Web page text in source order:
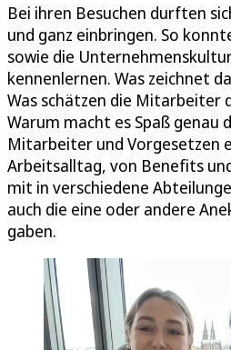
Bei ihren Besuchen durften
und ganz einbringen. So
sowie die
kennenlernen. Was zeichnet
Was schätzen die Mitarbeiter
Warum macht es Spaß genau
Mitarbeiter und Vorgesetzen
Arbeitsalltag, von Benefits
mit in verschiedene
auch die eine oder andere
gaben.